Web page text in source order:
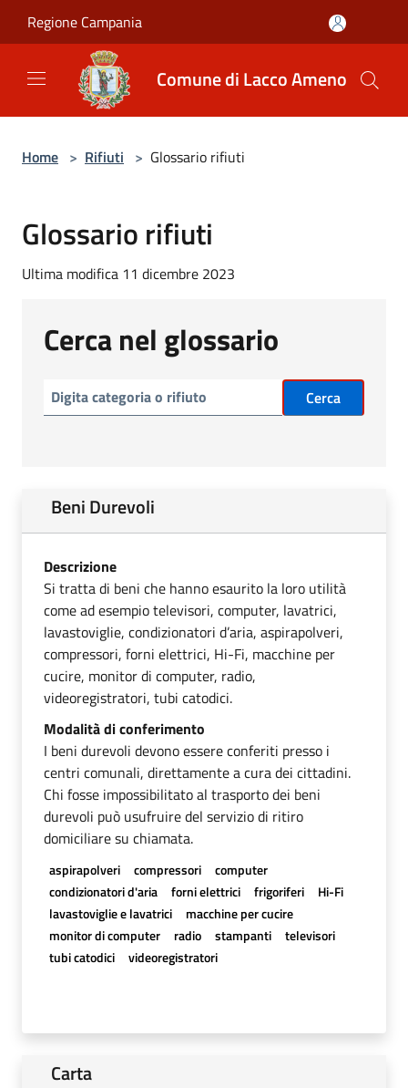
Regione Campania
Comune di Lacco Ameno
Home > Rifiuti > Glossario rifiuti
Glossario rifiuti
Ultima modifica 11 dicembre 2023
Cerca nel glossario
Cerca
Beni Durevoli
Descrizione
Si tratta di beni che hanno esaurito la loro utilità
come ad esempio televisori, computer, lavatrici,
lavastoviglie, condizionatori d’aria, aspirapolveri,
compressori, forni elettrici, Hi-Fi, macchine per
cucire, monitor di computer, radio,
videoregistratori, tubi catodici.
Modalità di conferimento
I beni durevoli devono essere conferiti presso i
centri comunali, direttamente a cura dei cittadini.
Chi fosse impossibilitato al trasporto dei beni
durevoli può usufruire del servizio di ritiro
domiciliare su chiamata.
aspirapolveri compressori
computer
condizionatori d'aria
forni elettrici frigoriferi
Hi-Fi
lavastoviglie e lavatrici
macchine per cucire
monitor di computer
radio stampanti
televisori
tubi catodici
videoregistratori
Carta